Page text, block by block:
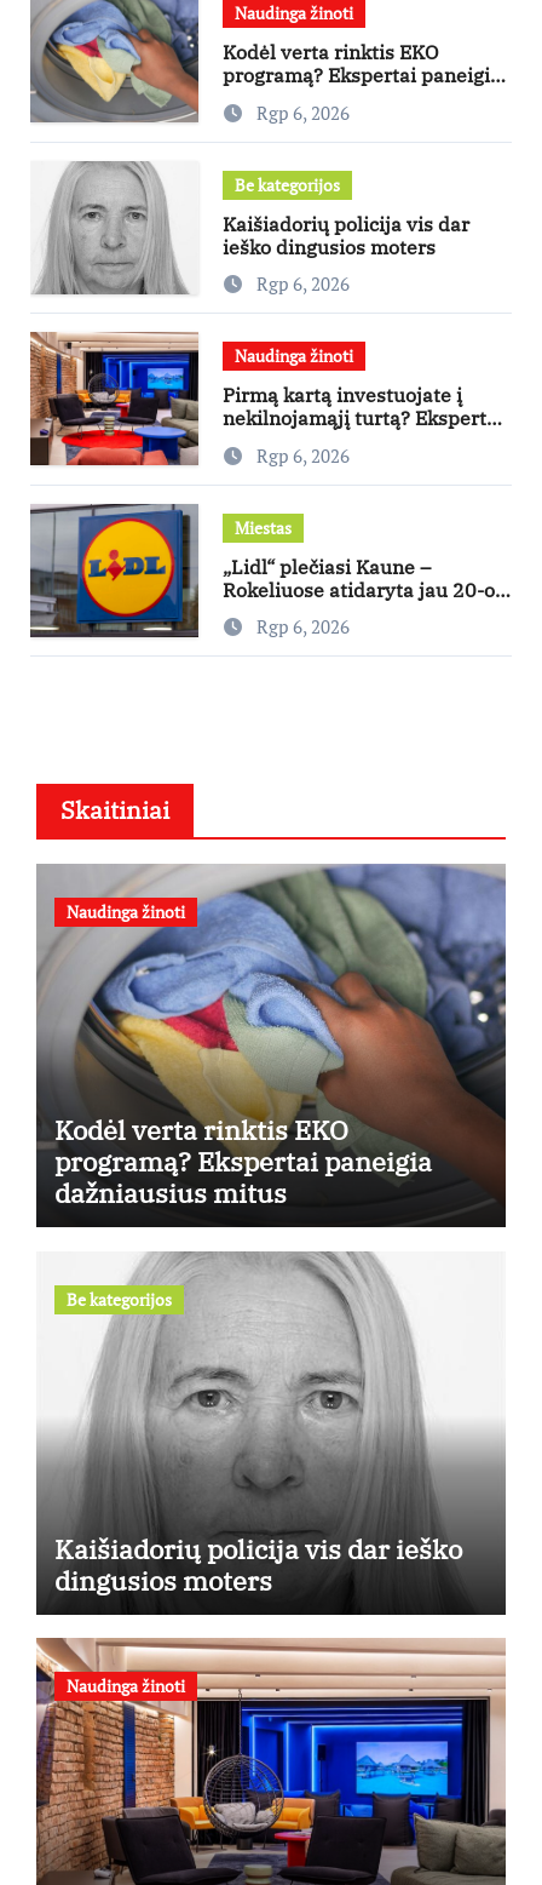
Naudinga žinoti
Kodėl verta rinktis EKO
programą? Ekspertai paneigia
dažniausius mitus
Rgp 6, 2026
Be kategorijos
Kaišiadorių policija vis dar
ieško dingusios moters
Rgp 6, 2026
Naudinga žinoti
Pirmą kartą investuojate į
nekilnojamąjį turtą? Ekspertas
pataria, kaip pasirinkti būstą,
kuris generuos grąžą
Rgp 6, 2026
Miestas
„Lidl“ plečiasi Kaune –
Rokeliuose atidaryta jau 20-oji
parduotuvė mieste
Rgp 6, 2026
Skaitiniai
Naudinga žinoti
Kodėl verta rinktis EKO
programą? Ekspertai paneigia
dažniausius mitus
Be kategorijos
Kaišiadorių policija vis dar ieško
dingusios moters
Naudinga žinoti